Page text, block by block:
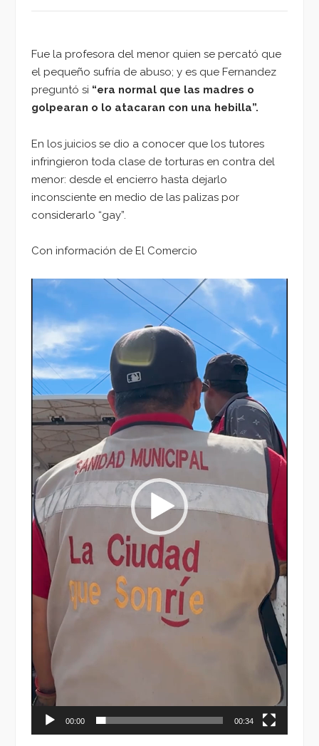
Fue la profesora del menor quien se percató que
el pequeño sufría de abuso; y es que Fernandez
preguntó si “era normal que las madres o
golpearan o lo atacaran con una hebilla”.
En los juicios se dio a conocer que los tutores
infringieron toda clase de torturas en contra del
menor: desde el encierro hasta dejarlo
inconsciente en medio de las palizas por
considerarlo “gay”.
Con información de El Comercio
Reproductor
vídeo
00:00 00:34